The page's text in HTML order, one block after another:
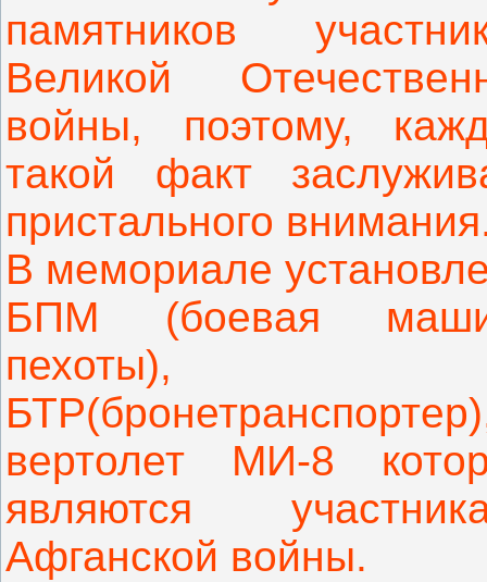
памятников
Великой
войны, поэтому,
такой факт
пристального
В мемориале
БПМ (боевая
пехоты),
вертолет МИ-8
являются
Афганской войны.